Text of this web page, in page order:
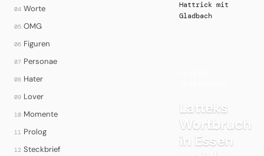
04 Worte
05 OMG
06 Figuren
07 Personae
08 Hater
09 Lover
10 Momente
11 Prolog
12 Steckbrief
Hattrick mit
Gladbach
Latteks
Wortbruch
in Essen